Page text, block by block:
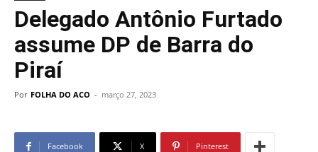
Delegado Antônio Furtado
assume DP de Barra do
Piraí
Por FOLHA DO ACO - março 27, 2023
Facebook X Pinterest